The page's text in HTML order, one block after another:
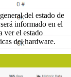
del estado de
informado en el
ver el estado
del hardware.